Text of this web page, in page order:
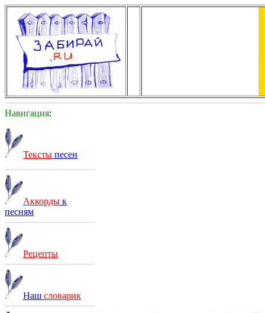
Навигация:
Тексты песен
Аккорды к
песням
Рецепты
Наш словарик